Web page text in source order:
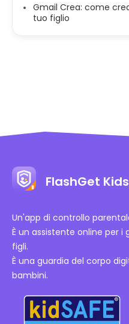
Gmail Crea: come
tuo figlio
FlashGet Kids
Un'app di controllo
È un assistente online per
figli.
È una guardia del corpo
bambini.